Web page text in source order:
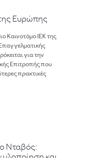
Ευρώπης
Καινοτόμο ΙΕΚ της
για την
Επιτροπής που
πρακτικές
Νταβός: